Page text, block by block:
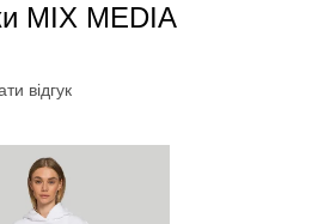
MIX MEDIA
відгук